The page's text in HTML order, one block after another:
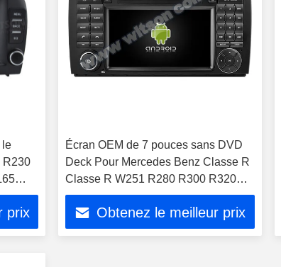
le
R230
prix
Écran OEM de 7 pouces sans DVD
Deck Pour Mercedes Benz Classe R
Classe R W251 R280 R300 R320
R350 2005-2017
Obtenez le meilleur prix